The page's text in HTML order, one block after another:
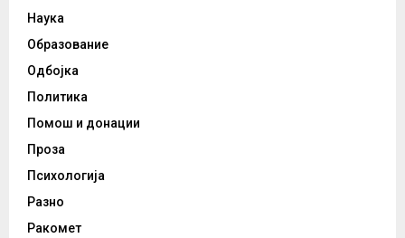
Наука
Образование
Одбојка
Политика
Помош и донации
Проза
Психологија
Разно
Ракомет